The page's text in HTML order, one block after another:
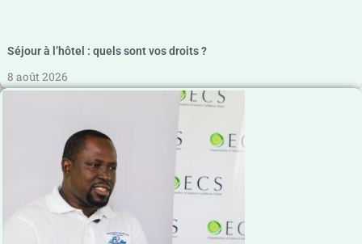
Séjour à l’hôtel : quels sont vos droits ?
8 août 2026